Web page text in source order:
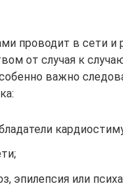
проводит в сети и
от случая к
важно
эпилепсия или